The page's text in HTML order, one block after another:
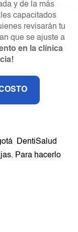
y de la más
capacitados
revisarán tu
que se ajuste a
en la clínica
DentiSalud
Para hacerlo